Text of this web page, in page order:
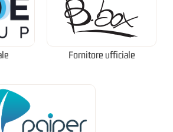
Fornitore ufficiale